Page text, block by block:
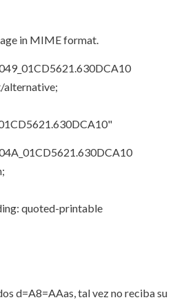
in MIME format.
alternative;
quoted-printable
d=A8=AAas, tal vez no reciba su